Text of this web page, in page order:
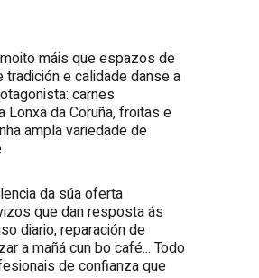
máis que espazos de
e calidade danse a
carnes
da Coruña, froitas e
ampla variedade de
da súa oferta
que dan resposta ás
diario, reparación de
a mañá cun bo café... Todo
de confianza que